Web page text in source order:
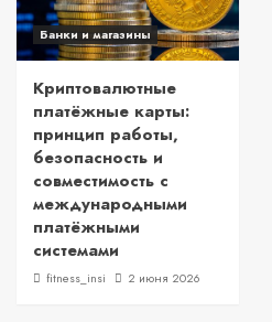
Банки и магазины
Криптовалютные
платёжные карты:
принцип работы,
безопасность и
совместимость с
международными
платёжными
системами
fitness_insi 2 июня 2026